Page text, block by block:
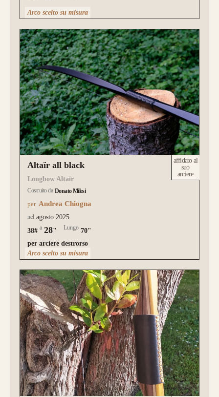
Arco scelto su misura
Altaïr all black
Longbow Altaïr
Costruito da Donato Milesi
per Andrea Chiogna
nel agosto 2025
38# a 28" Lungo 70"
per arciere destrorso
affidato al
suo
arciere
Arco scelto su misura